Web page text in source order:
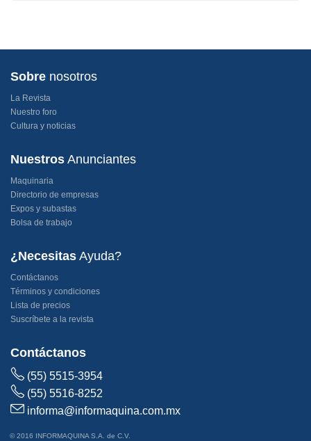
Sobre nosotros
La Revista
Nuestro foro
Cultura y noticias
Nuestros Anunciantes
Maquinaria
Directorio de empresas
Expos y subastas
Bolsa de trabajo
¿Necesitas Ayuda?
Contáctanos
Términos y condiciones
Lista de precios
Suscríbete a la revista
Contáctanos
(55) 5515-3954
(55) 5516-8252
informa@informaquina.com.mx
© 2016 INFORMAQUINA S.A. de C.V.